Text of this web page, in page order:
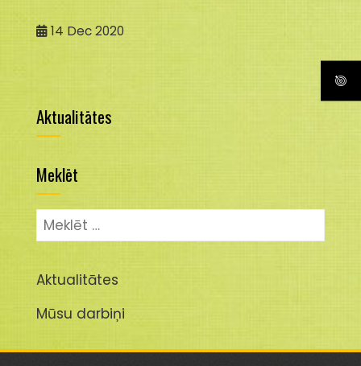
14 Dec 2020
Aktualitātes
Meklēt
Meklēt:
Aktualitātes
Mūsu darbiņi